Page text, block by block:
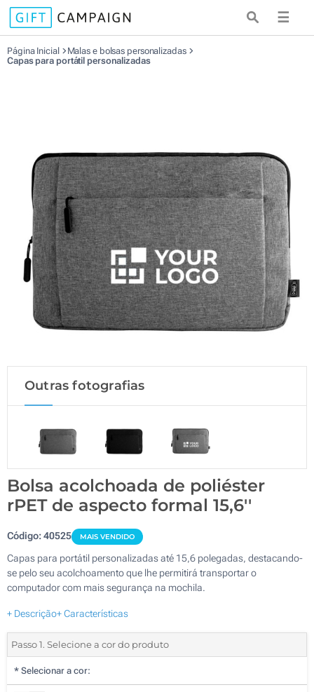
☰
Página Inicial
Malas e bolsas personalizadas
Capas para portátil personalizadas
Outras fotografias
Bolsa acolchoada de poliéster
rPET de aspecto formal 15,6''
Código:40525 MAIS VENDIDO
Capas para portátil personalizadas até 15,6 polegadas, destacando-
se pelo seu acolchoamento que lhe permitirá transportar o
computador com mais segurança na mochila.
+ Descrição+ Características
Passo 1. Selecione a cor do produto
* Selecionar a cor: